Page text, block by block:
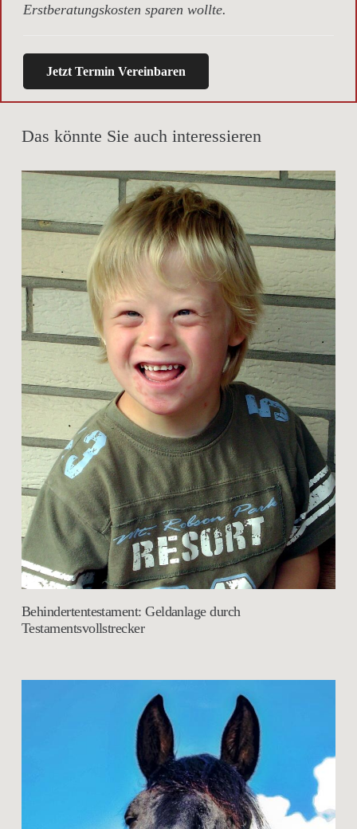
Erstberatungskosten sparen wollte.
Jetzt Termin Vereinbaren
Das könnte Sie auch interessieren
Behindertentestament: Geldanlage durch
Testamentsvollstrecker